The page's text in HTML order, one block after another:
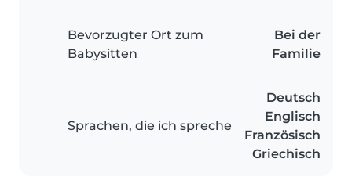
Bevorzugter Ort zum
Babysitten
Bei der
Familie
Sprachen, die ich spreche
Deutsch
Englisch
Französisch
Griechisch